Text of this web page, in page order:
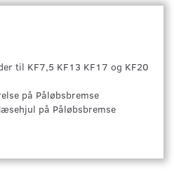
til KF7,5 KF13 KF17 og KF20
på Påløbsbremse
på Påløbsbremse